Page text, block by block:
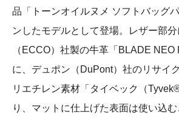
品「トーンオイルヌメ ソフトバッグ
ンしたモデルとして登場。レザー部
（ECCO）社製の牛革「BLADE
に、デュポン（DuPont）社のリサイ
リエチレン素材「タイベック（
り、マットに仕上げた表面は使い込